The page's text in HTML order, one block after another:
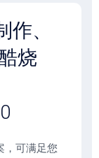
、
烧
，可满足您